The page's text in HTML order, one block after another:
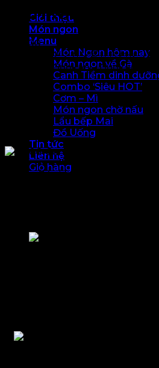
Giới thiệu
Món ngon
Menu
Món Ngon hôm nay
Món ngon về Gà
Canh Tiềm dinh
Combo ‘Siêu HOT’
Cơm – Mì
Món ngon chờ nấu
Lẩu bếp Mai
Đồ Uống
Tin tức
Liên hệ
Giỏ hàng
Giỏ hàng
Gunkan Tổng
160000
GK06. グンカン盛り合わせ。
Assorted Gunkan – Gunkan
GK06. グンカン盛り合わせ。